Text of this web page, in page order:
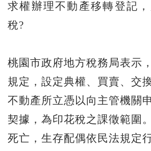
求權辦理不動產移轉登記
稅?
桃園市政府地方稅務局表示
規定，設定典權、買賣、交
不動產所立憑以向主管機關
契據，為印花稅之課徵範圍
死亡，生存配偶依民法規定